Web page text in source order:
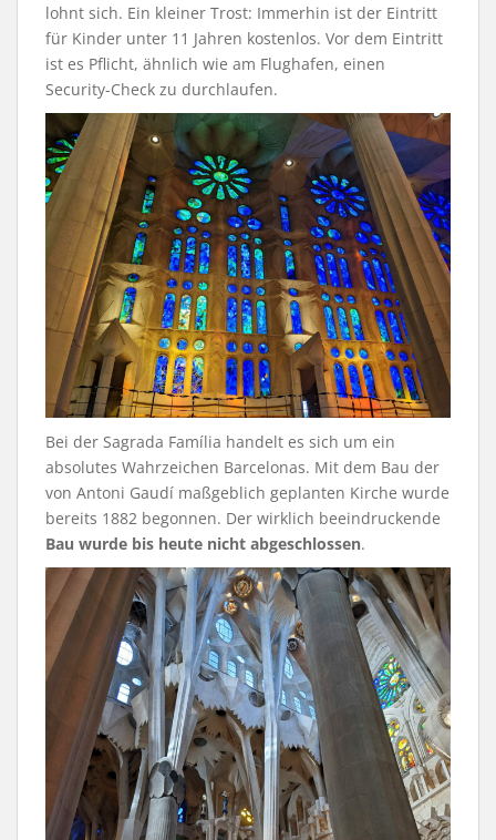
lohnt sich. Ein kleiner Trost: Immerhin ist der Eintritt
für Kinder unter 11 Jahren kostenlos. Vor dem Eintritt
ist es Pflicht, ähnlich wie am Flughafen, einen
Security-Check zu durchlaufen.
Bei der Sagrada Família handelt es sich um ein
absolutes Wahrzeichen Barcelonas. Mit dem Bau der
von Antoni Gaudí maßgeblich geplanten Kirche wurde
bereits 1882 begonnen. Der wirklich beeindruckende
Bau wurde bis heute nicht abgeschlossen.